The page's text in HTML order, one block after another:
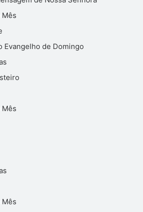
Mês
Evangelho de Domingo
Mês
Mês